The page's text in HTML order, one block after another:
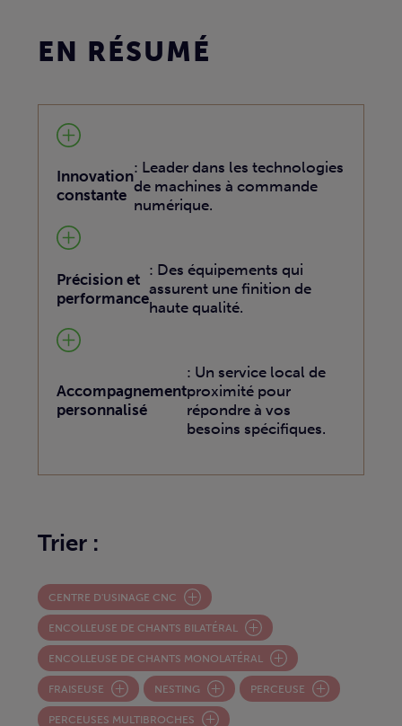
EN RÉSUMÉ
Innovation
constante
: Leader dans les technologies
de machines à commande
numérique.
Précision et
performance
: Des équipements qui
assurent une finition de
haute qualité.
Accompagnement
personnalisé
: Un service local de
proximité pour
répondre à vos
besoins spécifiques.
Trier :
CENTRE D'USINAGE CNC
ENCOLLEUSE DE CHANTS BILATÉRAL
ENCOLLEUSE DE CHANTS MONOLATÉRAL
FRAISEUSE NESTING PERCEUSE
PERCEUSES MULTIBROCHES